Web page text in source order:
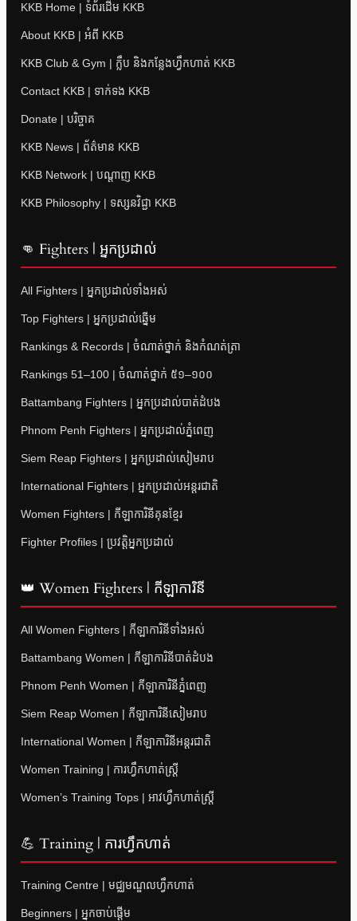
KKB Home | ទំព័រដើម KKB
About KKB | អំពី KKB
KKB Club & Gym | ក្លឹប និងកន្លែងហ្វឹកហាត់ KKB
Contact KKB | ទាក់ទង KKB
Donate | បរិច្ចាគ
KKB News | ព័ត៌មាន KKB
KKB Network | បណ្តាញ KKB
KKB Philosophy | ទស្សនវិជ្ជា KKB
👊 Fighters | អ្នកប្រដាល់
All Fighters | អ្នកប្រដាល់ទាំងអស់
Top Fighters | អ្នកប្រដាល់ឆ្នើម
Rankings & Records | ចំណាត់ថ្នាក់ និងកំណត់ត្រា
Rankings 51–100 | ចំណាត់ថ្នាក់ ៥១–១០០
Battambang Fighters | អ្នកប្រដាល់បាត់ដំបង
Phnom Penh Fighters | អ្នកប្រដាល់ភ្នំពេញ
Siem Reap Fighters | អ្នកប្រដាល់សៀមរាប
International Fighters | អ្នកប្រដាល់អន្តរជាតិ
Women Fighters | កីឡាការិនីគុនខ្មែរ
Fighter Profiles | ប្រវត្តិអ្នកប្រដាល់
👑 Women Fighters | កីឡាការិនី
All Women Fighters | កីឡាការិនីទាំងអស់
Battambang Women | កីឡាការិនីបាត់ដំបង
Phnom Penh Women | កីឡាការិនីភ្នំពេញ
Siem Reap Women | កីឡាការិនីសៀមរាប
International Women | កីឡាការិនីអន្តរជាតិ
Women Training | ការហ្វឹកហាត់ស្ត្រី
Women’s Training Tops | អាវហ្វឹកហាត់ស្ត្រី
💪 Training | ការហ្វឹកហាត់
Training Centre | មជ្ឈមណ្ឌលហ្វឹកហាត់
Beginners | អ្នកចាប់ផ្តើម